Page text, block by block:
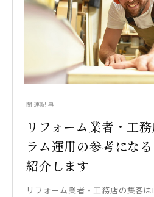
関連記事
リフォーム業者・工
ラム運用の参考にな
紹介します
リフォーム業者・工務店の集客